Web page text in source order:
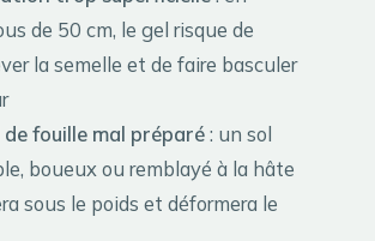
de 50 cm, le gel risque de
la semelle et de faire basculer
de fouille mal préparé: un sol
boueux ou remblayé à la hâte
sous le poids et déformera le